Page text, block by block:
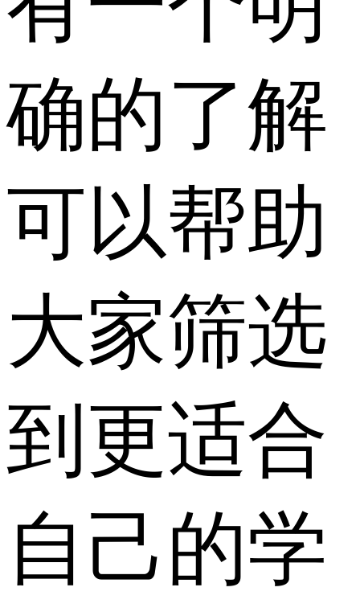
确的了解
可以帮助
大家筛选
到更适合
自己的学